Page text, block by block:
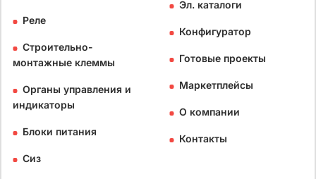
Реле
Строительно-
монтажные клеммы
Органы управления и
индикаторы
Блоки питания
Сиз
Эл. каталоги
Конфигуратор
Готовые проекты
Маркетплейсы
О компании
Контакты